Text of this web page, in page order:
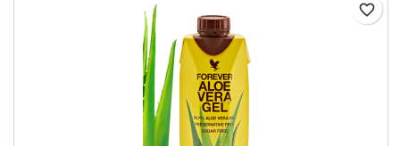
favorite_border